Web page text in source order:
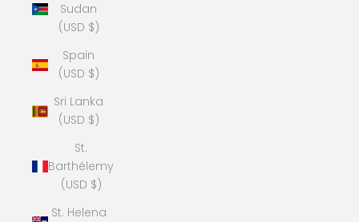
Sudan
(USD $)
Spain
(USD $)
Sri Lanka
(USD $)
St.
Barthélemy
(USD $)
St. Helena